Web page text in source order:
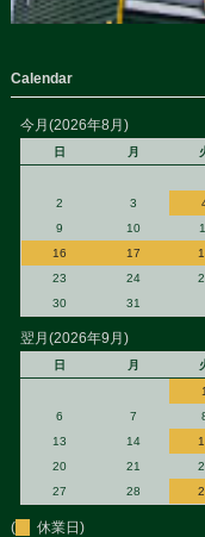
Calendar
今月(2026年8月)
日 月
2
3
9
10
16
17
23
24
30
31
翌月(2026年9月)
日 月
6
7
13
14
20
21
27
28
( 休業日)